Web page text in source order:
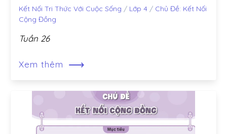
Kết Nối Tri Thức Với Cuộc Sống / Lớp 4 / Chủ Đề: Kết Nối
Cộng Đồng
Tuần 26
Xem thêm ⟶